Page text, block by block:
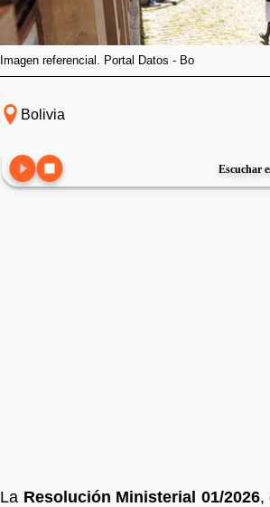
Imagen referencial. Portal Datos - Bo
Bolivia
Escuchar
La Resolución Ministerial 01/2026,